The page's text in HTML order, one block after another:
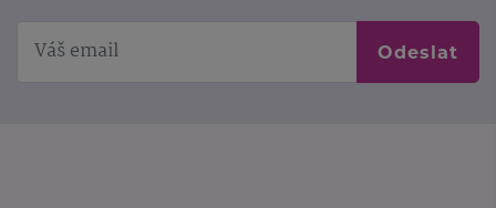
Odeslat